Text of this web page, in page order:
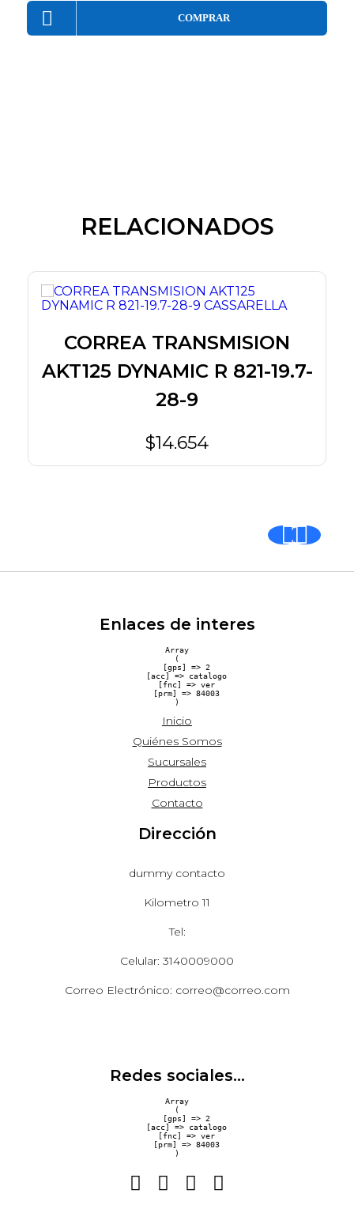
COMPRAR
RELACIONADOS
CORREA TRANSMISION
AKT125 DYNAMIC R 821-19.7-
28-9
$14.654
Enlaces de interes
Array
(
    [gps] => 2
    [acc] => catalogo
    [fnc] => ver
    [prm] => 84003
Inicio
Quiénes Somos
Sucursales
Productos
Contacto
Dirección
dummy contacto
Kilometro 11
Tel:
Celular: 3140009000
Correo Electrónico: correo@correo.com
Redes sociales...
Array
(
    [gps] => 2
    [acc] => catalogo
    [fnc] => ver
    [prm] => 84003